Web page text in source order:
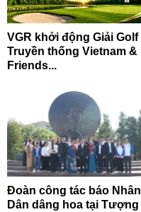
VGR khởi động Giải Golf
Truyền thống Vietnam &
Friends...
Đoàn công tác báo Nhân
Dân dâng hoa tại Tượng